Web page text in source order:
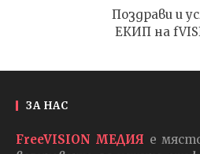
Поздрави и
ЕКИП на
ЗА НАС
FreeVISION МЕДИЯ е